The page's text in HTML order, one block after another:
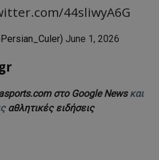
44sliwyA6G
June 1, 2026
στο Google Newsκαι
αθλητικές ειδήσεις